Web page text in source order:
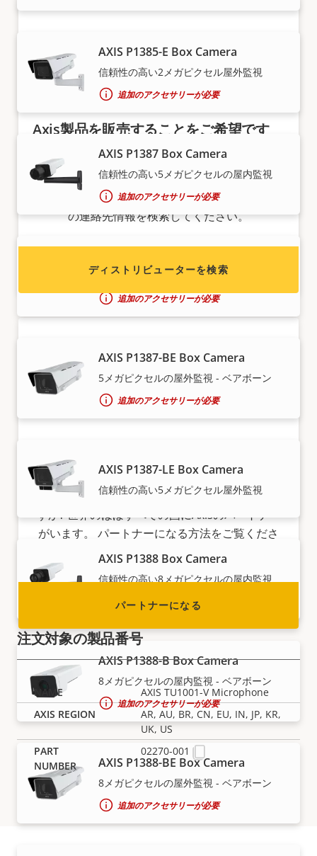
AXIS P1385-E Box Camera
信頼性の高い2メガピクセル屋外監視
追加のアクセサリーが必要
AXIS P1387 Box Camera
信頼性の高い5メガピクセルの屋内監視
追加のアクセサリーが必要
5メガピクセルの屋内監視 - ベアボーン
追加のアクセサリーが必要
AXIS P1387-BE Box Camera
5メガピクセルの屋外監視 - ベアボーン
追加のアクセサリーが必要
AXIS P1387-LE Box Camera
信頼性の高い5メガピクセル屋外監視
AXIS P1388 Box Camera
信頼性の高い8メガピクセルの屋内監視
追加のアクセサリーが必要
AXIS P1388-B Box Camera
8メガピクセルの屋内監視 - ベアボーン
追加のアクセサリーが必要
AXIS P1388-BE Box Camera
8メガピクセルの屋外監視 - ベアボーン
追加のアクセサリーが必要
Axis製品を販売することをご希望です
販売代理店になることに関心をお持ちですか?
Axis製品およびシステムのディストリビューター
の連絡先情報を検索してください。
ディストリビューターを検索
御社は、販売代理店、ディストリビューター、シ
ステムインテグレーター、設置業者のうちどれで
すか? 世界のほぼすべての国にAxisのパートナー
がいます。 パートナーになる方法をご覧くださ
い。
パートナーになる
注文対象の製品番号
AXIS TU1001-V Microphone
AR, AU, BR, CN, EU, IN, JP, KR,
UK, US
02270-001